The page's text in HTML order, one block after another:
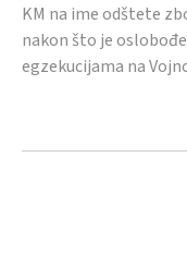
KM na ime odštete
nakon što je
egzekucijama na